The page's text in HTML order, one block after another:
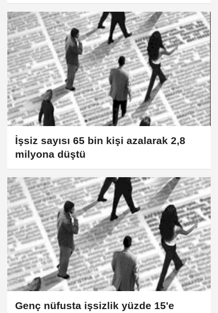
işsizlik azaldı!
İşsiz sayısı 65 bin kişi azalarak 2,8
milyona düştü
Genç nüfusta işsizlik yüzde 15'e